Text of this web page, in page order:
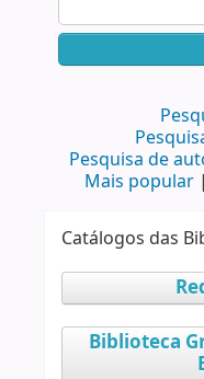
Pesquisa de
Mais popular
Catálogos das
Biblioteca